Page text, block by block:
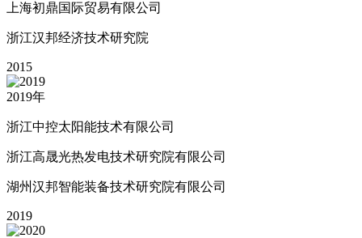
上海初鼎国际贸易有限公司
浙江汉邦经济技术研究院
2015
2019年
浙江中控太阳能技术有限公司
浙江高晟光热发电技术研究院有限公司
湖州汉邦智能装备技术研究院有限公司
2019